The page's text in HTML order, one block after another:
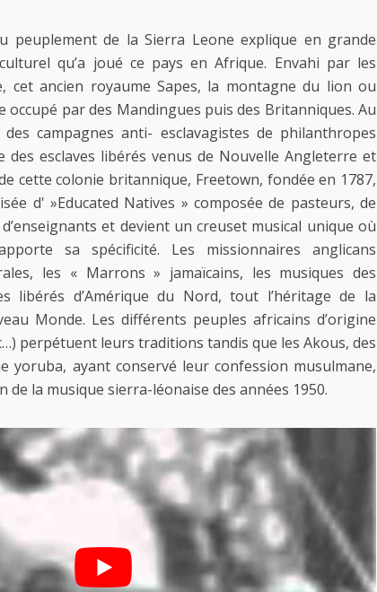
peuplement de la Sierra Leone explique en grande
qu’a joué ce pays en Afrique. Envahi par les
cet ancien royaume Sapes, la montagne du lion ou
occupé par des Mandingues puis des Britanniques. Au
campagnes anti- esclavagistes de philanthropes
des esclaves libérés venus de Nouvelle Angleterre et
cette colonie britannique, Freetown, fondée en 1787,
d' »Educated Natives » composée de pasteurs, de
et devient un creuset musical unique où
sa spécificité. Les missionnaires anglicans
les « Marrons » jamaïcains, les musiques des
libérés d’Amérique du Nord, tout l’héritage de la
Monde. Les différents peuples africains d’origine
perpétuent leurs traditions tandis que les Akous, des
yoruba, ayant conservé leur confession musulmane,
de la musique sierra-léonaise des années 1950.